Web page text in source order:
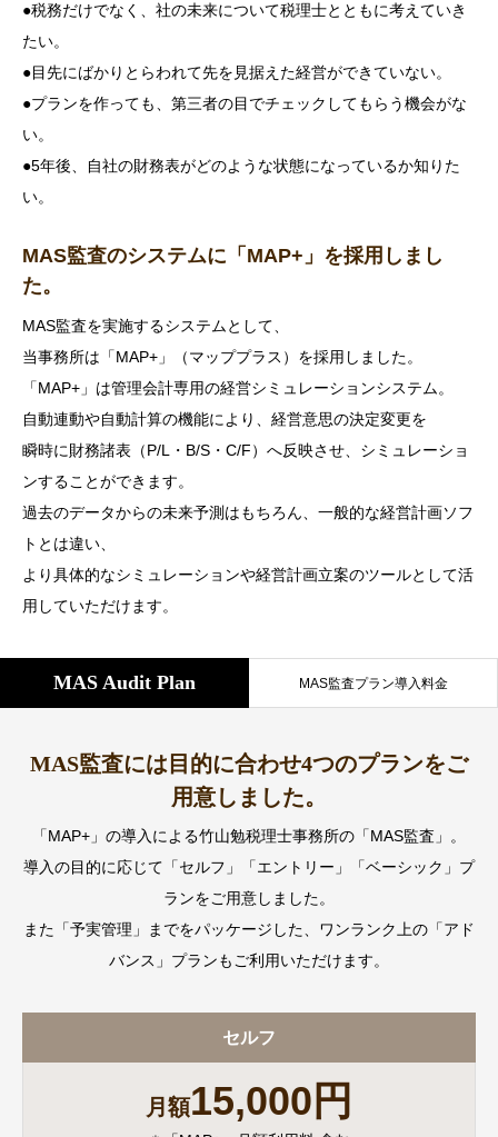
●税務だけでなく、社の未来について税理士とともに考えていき
たい。
●目先にばかりとらわれて先を見据えた経営ができていない。
●プランを作っても、第三者の目でチェックしてもらう機会がな
い。
●5年後、自社の財務表がどのような状態になっているか知りた
い。
MAS監査のシステムに「MAP+」を採用しまし
た。
MAS監査を実施するシステムとして、
当事務所は「MAP+」（マッププラス）を採用しました。
「MAP+」は管理会計専用の経営シミュレーションシステム。
自動連動や自動計算の機能により、経営意思の決定変更を
瞬時に財務諸表（P/L・B/S・C/F）へ反映させ、シミュレーショ
ンすることができます。
過去のデータからの未来予測はもちろん、一般的な経営計画ソフ
トとは違い、
より具体的なシミュレーションや経営計画立案のツールとして活
用していただけます。
MAS Audit Plan MAS監査プラン導入料金
MAS監査には目的に合わせ4つのプランをご
用意しました。
「MAP+」の導入による竹山勉税理士事務所の「MAS監査」。
導入の目的に応じて「セルフ」「エントリー」「ベーシック」プ
ランをご用意しました。
また「予実管理」までをパッケージした、ワンランク上の「アド
バンス」プランもご利用いただけます。
セルフ
月額15,000円